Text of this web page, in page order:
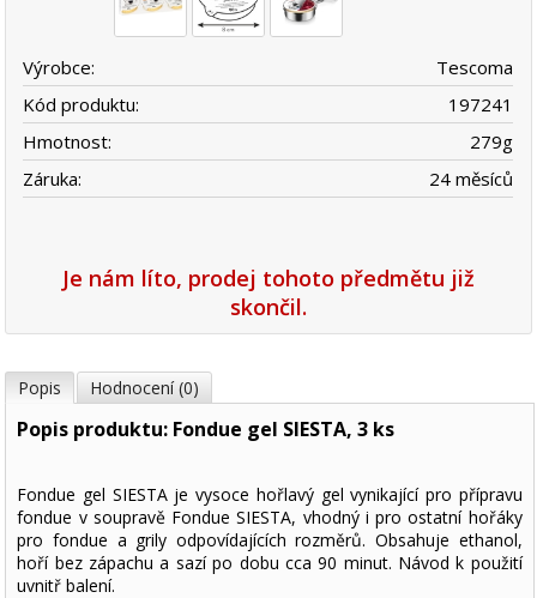
Výrobce:
Tescoma
Kód produktu:
197241
Hmotnost:
279g
Záruka:
24 měsíců
Je nám líto, prodej tohoto předmětu již
skončil.
Popis Hodnocení (0)
Popis produktu: Fondue gel SIESTA, 3 ks
Fondue gel SIESTA je vysoce hořlavý gel vynikající pro přípravu
fondue v soupravě Fondue SIESTA, vhodný i pro ostatní hořáky
pro fondue a grily odpovídajících rozměrů. Obsahuje ethanol,
hoří bez zápachu a sazí po dobu cca 90 minut. Návod k použití
uvnitř balení.